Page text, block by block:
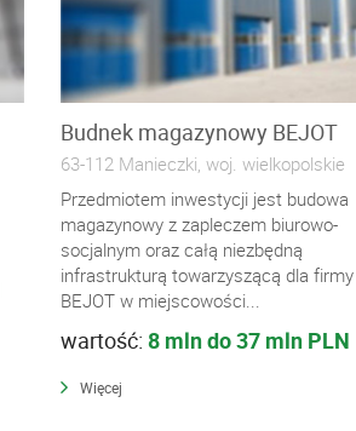
Budnek magazynowy BEJOT
63-112 Manieczki, woj. wielkopolskie
Przedmiotem inwestycji jest budowa
magazynowy z zapleczem biurowo-
socjalnym oraz całą niezbędną
infrastrukturą towarzyszącą dla firmy
BEJOT w miejscowości...
wartość: 8 mln do 37 mln PLN
Więcej